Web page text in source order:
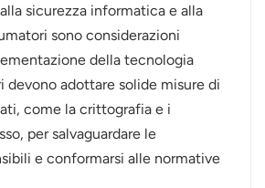
sicurezza informatica e alla
sono considerazioni
della tecnologia
devono adottare solide misure di
come la crittografia e i
per salvaguardare le
e conformarsi alle normative